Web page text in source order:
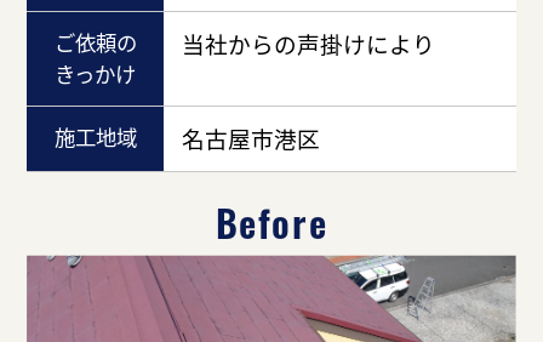
ご依頼の
きっかけ
当社からの声掛けにより
施工地域 名古屋市港区
Before